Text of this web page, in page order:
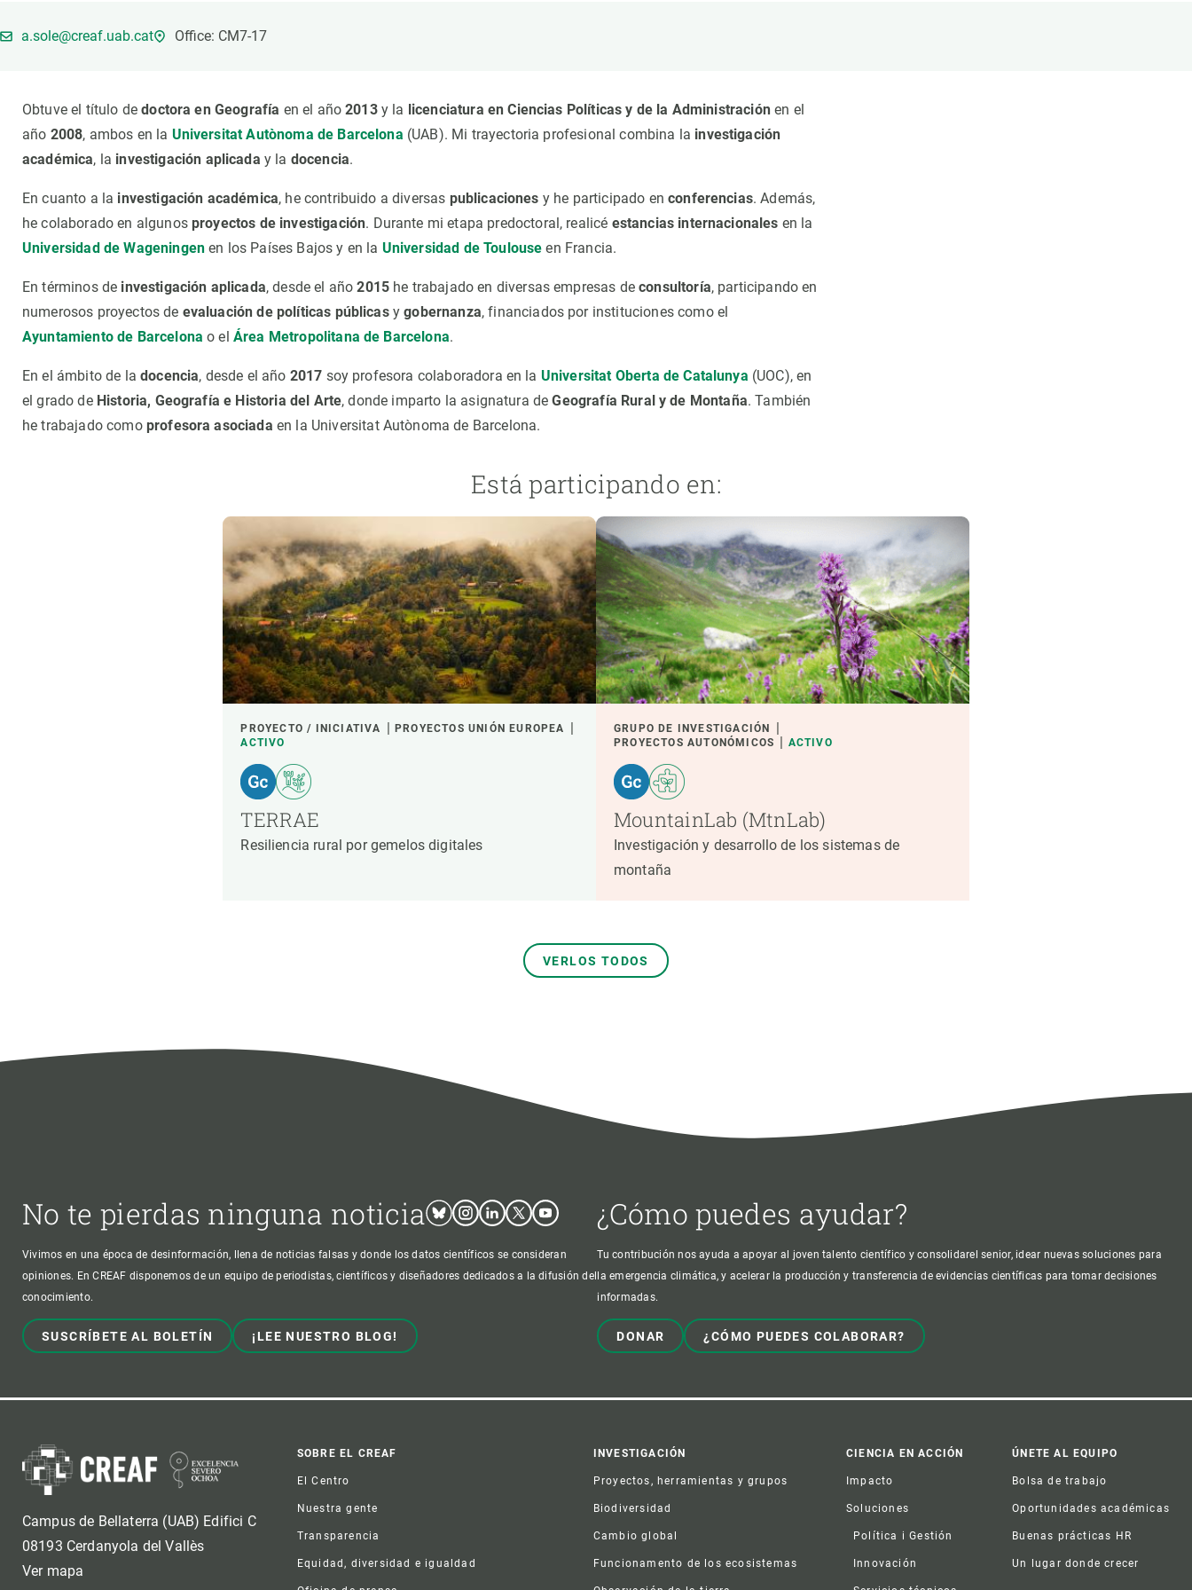
a.sole@creaf.uab.cat Office: CM7-17
Obtuve el título dedoctora en Geografía en el año2013y la licenciatura en Ciencias Políticas y de la Administraciónen el
año 2008, ambos en la Universitat Autònoma de Barcelona (UAB). Mi trayectoria profesional combina la investigación
académica, la investigación aplicada y la docencia.
En cuanto a la investigación académica, he contribuido a diversas publicaciones y he participado enconferencias. Además,
he colaborado en algunosproyectos de investigación. Durante mi etapa predoctoral, realicé estancias internacionales en la
Universidad de Wageningen en los Países Bajos y en la Universidad de Toulouse en Francia.
En términos de investigación aplicada, desde el año2015he trabajado en diversas empresas deconsultoría, participando en
numerosos proyectos de evaluación de políticas públicasygobernanza, financiados por instituciones como el
Ayuntamiento de Barcelona o el Área Metropolitana de Barcelona.
En el ámbito de ladocencia, desde el año 2017 soy profesora colaboradora en la Universitat Oberta de Catalunya (UOC), en
el grado de Historia, Geografía e Historia del Arte, donde imparto la asignatura deGeografía Rural y de Montaña. También
he trabajado como profesora asociada en la Universitat Autònoma de Barcelona.
Está participando en:
PROYECTO / INICIATIVA
PROYECTOS UNIÓN EUROPEA
ACTIVO
TERRAE
Resiliencia rural por gemelos digitales
GRUPO DE INVESTIGACIÓN
PROYECTOS AUTONÓMICOS
ACTIVO
MountainLab (MtnLab)
Investigación y desarrollo de los sistemas de
montaña
VERLOS TODOS
No te pierdas ninguna noticiaBlueskyInstagram
LinkedinTwitterYoutube
Vivimos en una época de desinformación, llena de noticias falsas y donde los datos científicos se consideran
opiniones. En CREAF disponemos de un equipo de periodistas, científicos y diseñadores dedicados a la difusión del
conocimiento.
SUSCRÍBETE AL BOLETÍN ¡LEE NUESTRO BLOG!
¿Cómo puedes ayudar?
Tu contribución nos ayuda a apoyar al joven talento científico y consolidarel senior, idear nuevas soluciones para
la emergencia climática, y acelerar la producción y transferencia de evidencias científicas para tomar decisiones
informadas.
DONAR ¿CÓMO PUEDES COLABORAR?
Campus de Bellaterra (UAB) Edifici C
08193 Cerdanyola del Vallès
Ver mapa
Footer
SOBRE EL CREAF
El Centro
Nuestra gente
Transparencia
Equidad, diversidad e igualdad
INVESTIGACIÓN
Proyectos, herramientas y grupos
Biodiversidad
Cambio global
Funcionamento de los ecosistemas
CIENCIA EN ACCIÓN
Impacto
Soluciones
Política i Gestión
Innovación
ÚNETE AL EQUIPO
Bolsa de trabajo
Oportunidades académicas
Buenas prácticas HR
Un lugar donde crecer
Instalaciones
Ciencia abierta y gestión del conocimiento
Documentación
Desarrollo de carrera
Seminarios y actividades internas
Agenda
Eventos anteriores
Funcionamiento de los ecosistemas
Observación de la Tierra